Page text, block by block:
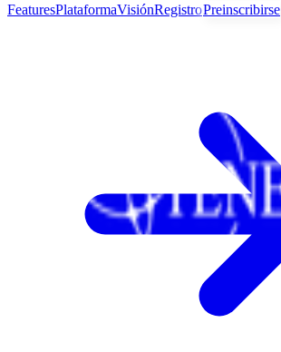
FeaturesPlataformaVisiónRegistroPreinscribirse